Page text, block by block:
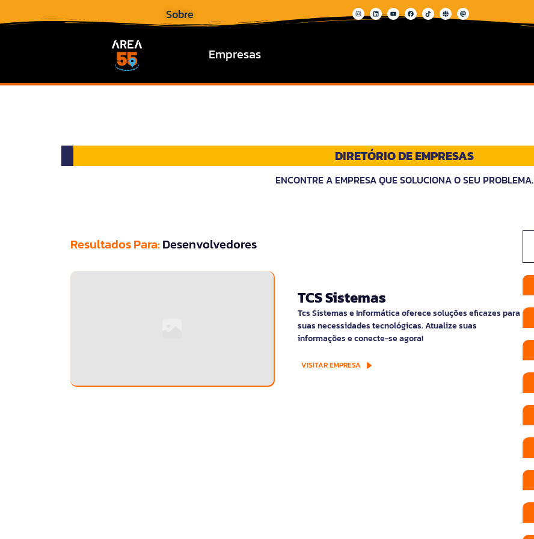
Sobre
Empresas
DIRETÓRIO DE EMPRESAS
ENCONTRE A EMPRESA QUE SOLUCIONA O SEU PROBLEMA.
Resultados Para: Desenvolvedores
TCS Sistemas
Tcs Sistemas e Informática oferece soluções eficazes para
suas necessidades tecnológicas. Atualize suas
informações e conecte-se agora!
VISITAR EMPRESA